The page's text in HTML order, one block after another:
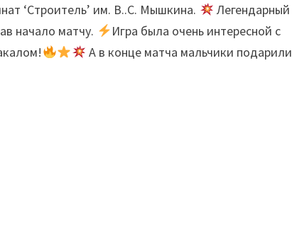
‘Строитель’ им. В..С. Мышкина.
Легендарный
начало матчу.
Игра была очень интересной с
А в конце матча мальчики подарили